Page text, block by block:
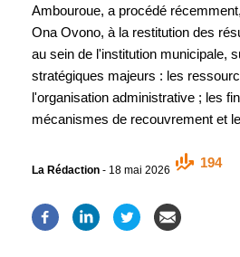
Ambouroue, a procédé
Ona Ovono, à la restitution des
au sein de l'institution municipale,
stratégiques majeurs : les
l'organisation administrative ; les
mécanismes de recouvrement et
La Rédaction - 18 mai 2026
194